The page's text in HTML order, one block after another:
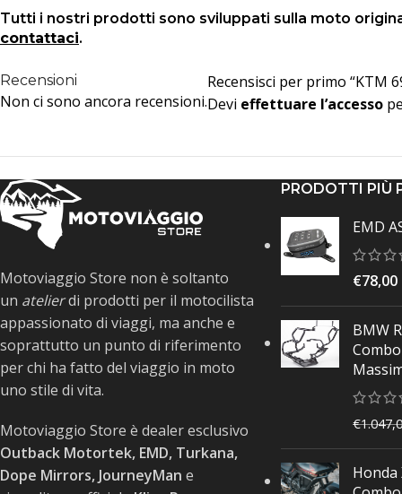
Tutti i nostri prodotti sono sviluppati sulla moto
contattaci.
Recensioni
Non ci sono ancora recensioni.
Recensisci per primo “KTM
Devi effettuare l’accesso
Motoviaggio Store non è soltanto
un atelierdi prodotti per il motocilista
appassionato di viaggi, ma anche e
soprattutto un punto di riferimento
per chi ha fatto del viaggio in moto
uno stile di vita.
Motoviaggio Store è dealer esclusivo
Outback Motortek, EMD, Turkana,
Dope Mirrors, JourneyMan e
PRODOTTI PIÙ
EMD
€78,00
BMW
€
Honda